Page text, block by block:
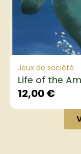
Jeux de société
Life of the
12,00€